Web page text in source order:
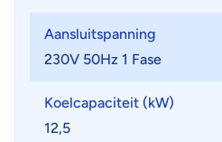
Aansluitspanning
230V 50Hz 1 Fase
Koelcapaciteit (kW)
12,5